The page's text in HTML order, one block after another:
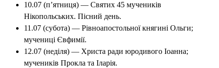
10.07 (п’ятниця) — Святих 45 мучеників
Нікопольських. Пісний день.
11.07 (субота) — Рівноапостольної княгині Ольги;
мучениці Євфимії.
12.07 (неділя) — Христа ради юродивого Іоанна;
мучеників Прокла та Іларія.